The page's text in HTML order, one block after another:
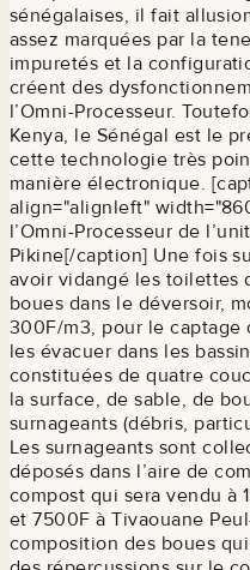
sénégalaises, il fait
assez marquées par la
impuretés et la
créent des
l’Omni-Processeur.
Kenya, le Sénégal est le
cette technologie très
manière électronique.
align="alignleft"
l’Omni-Processeur de
Pikine[/caption] Une fois
avoir vidangé les toilettes
boues dans le déversoir,
300F/m3, pour le captage
les évacuer dans les
constituées de quatre
la surface, de sable, de
surnageants (débris,
Les surnageants sont
déposés dans l’aire de
compost qui sera vendu à
et 7500F à Tivaouane
composition des boues